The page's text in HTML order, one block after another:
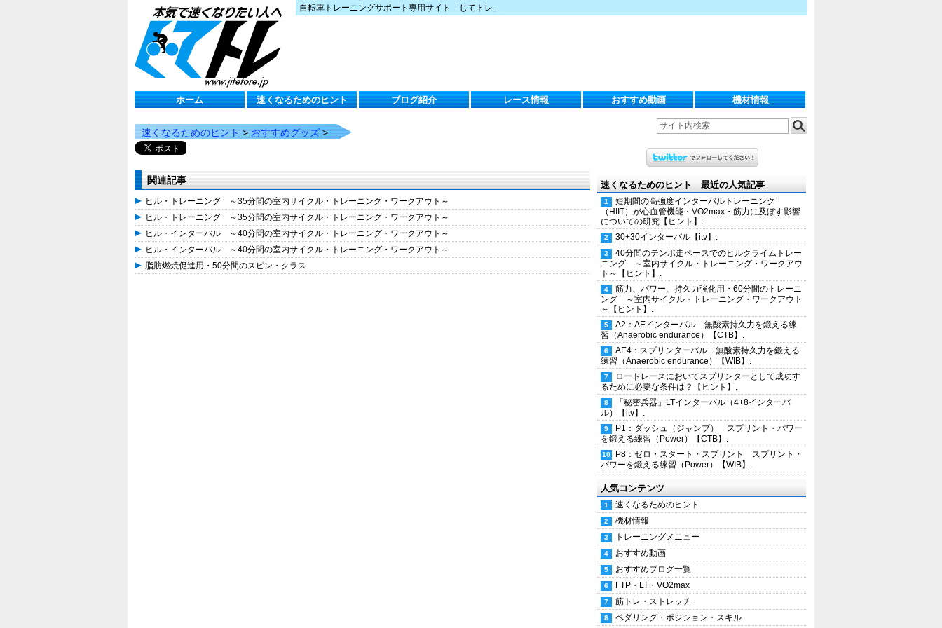
自転車トレーニングサポート専用サイト「じてトレ」
ホーム 速くなるためのヒント ブログ紹介 レース情報 おすすめ動画 機材情報
速くなるためのヒント > おすすめグッズ >
関連記事
ヒル・トレーニング ～35分間の室内サイクル・トレーニング・ワークアウト～
ヒル・トレーニング ～35分間の室内サイクル・トレーニング・ワークアウト～
ヒル・インターバル ～40分間の室内サイクル・トレーニング・ワークアウト～
ヒル・インターバル ～40分間の室内サイクル・トレーニング・ワークアウト～
脂肪燃焼促進用・50分間のスピン・クラス
速くなるためのヒント 最近の人気記事
短期間の高強度インターバルトレーニング
（HIIT）が心血管機能・VO2max・筋力に及ぼす影響
についての研究【ヒント】.
30+30インターバル【itv】.
40分間のテンポ走ペースでのヒルクライムトレー
ニング ～室内サイクル・トレーニング・ワークアウ
ト～【ヒント】.
筋力、パワー、持久力強化用・60分間のトレーニ
ング ～室内サイクル・トレーニング・ワークアウト
～【ヒント】.
A2：AEインターバル 無酸素持久力を鍛える練
習（Anaerobic endurance）【CTB】.
AE4：スプリンターバル 無酸素持久力を鍛える
練習（Anaerobic endurance）【WIB】.
ロードレースにおいてスプリンターとして成功す
るために必要な条件は？【ヒント】.
「秘密兵器」LTインターバル（4+8インターバ
ル）【itv】.
P1：ダッシュ（ジャンプ） スプリント・パワー
を鍛える練習（Power）【CTB】.
P8：ゼロ・スタート・スプリント スプリント・
パワーを鍛える練習（Power）【WIB】.
人気コンテンツ
速くなるためのヒント
機材情報
トレーニングメニュー
おすすめ動画
おすすめブログ一覧
FTP・LT・VO2max
筋トレ・ストレッチ
ペダリング・ポジション・スキル